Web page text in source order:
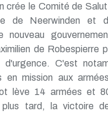
crée le Comité de
de Neerwinden et
nouveau
de Robespierre
d'urgence. C'est
en mission aux
lève 14 armées et
plus tard, la victoire